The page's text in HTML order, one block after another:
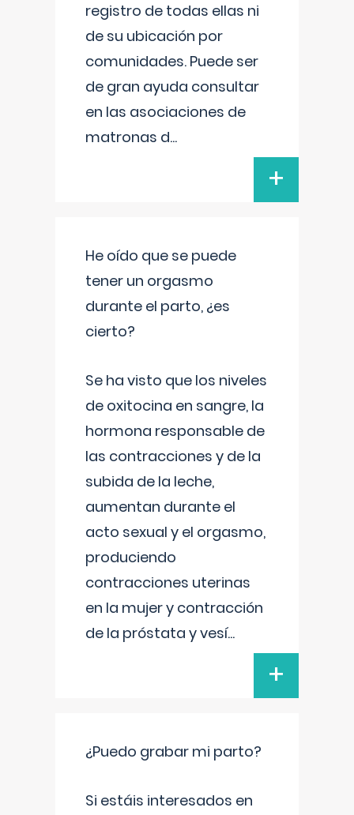
registro de todas ellas ni
de su ubicación por
comunidades. Puede ser
de gran ayuda consultar
en las asociaciones de
matronas d...
+
He oído que se puede
tener un orgasmo
durante el parto, ¿es
cierto?
Se ha visto que los niveles
de oxitocina en sangre, la
hormona responsable de
las contracciones y de la
subida de la leche,
aumentan durante el
acto sexual y el orgasmo,
produciendo
contracciones uterinas
en la mujer y contracción
de la próstata y vesí...
+
¿Puedo grabar mi parto?
Si estáis interesados en